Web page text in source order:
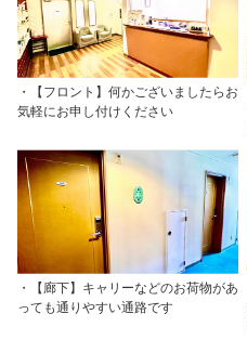
・【フロント】何かございましたらお
気軽にお申し付けください
・【廊下】キャリーなどのお荷物があ
っても通りやすい通路です